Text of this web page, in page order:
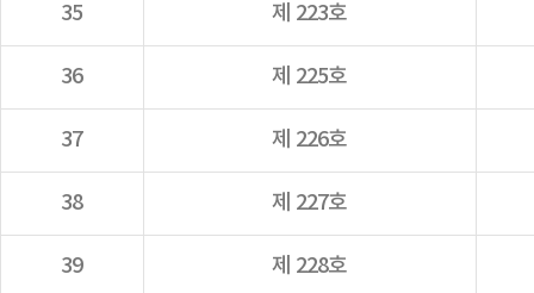
35 제 223호
36 제 225호
37 제 226호
38 제 227호
39 제 228호